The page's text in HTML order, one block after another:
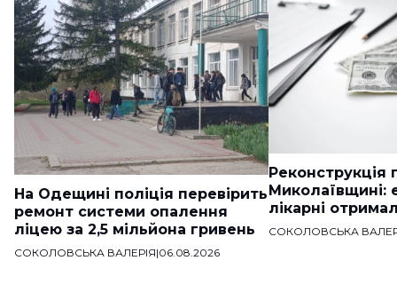
На Одещині поліція перевірить
ремонт системи опалення
ліцею за 2,5 мільйона гривень
СОКОЛОВСЬКА ВАЛЕРІЯ|06.08.2026
Реконструкція
Миколаївщині:
лікарні
СОКОЛОВСЬКА